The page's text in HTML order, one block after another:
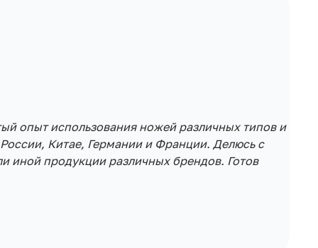
опыт использования ножей различных типов и
Китае, Германии и Франции. Делюсь с
иной продукции различных брендов. Готов